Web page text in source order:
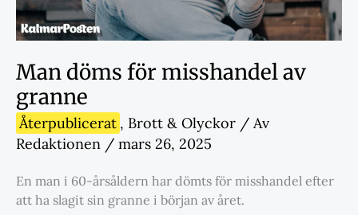
Man döms för misshandel av
granne
Återpublicerat , Brott & Olyckor / Av
Redaktionen / mars 26, 2025
En man i 60-årsåldern har dömts för misshandel efter
att ha slagit sin granne i början av året.